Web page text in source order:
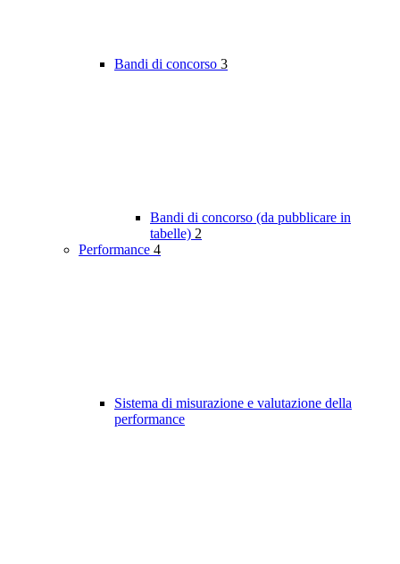
Bandi di concorso 3
Bandi di concorso (da pubblicare in
tabelle) 2
Performance 4
Sistema di misurazione e valutazione della
performance